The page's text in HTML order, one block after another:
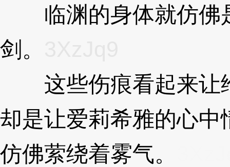
临渊的身体就仿佛
剑。
这些伤痕看起来让
却是让爱莉希雅的心
仿佛萦绕着雾气。